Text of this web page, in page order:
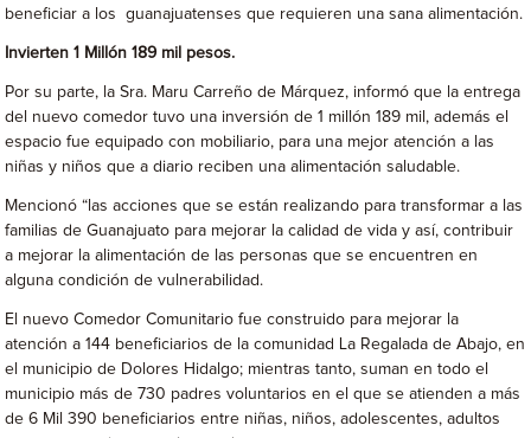
beneficiar a los guanajuatenses que requieren una sana alimentación.
Invierten 1 Millón 189 mil pesos.
Por su parte, la Sra. Maru Carreño de Márquez, informó que la entrega
del nuevo comedor tuvo una inversión de 1 millón 189 mil, además el
espacio fue equipado con mobiliario, para una mejor atención a las
niñas y niños que a diario reciben una alimentación saludable.
Mencionó “las acciones que se están realizando para transformar a las
familias de Guanajuato para mejorar la calidad de vida y así, contribuir
a mejorar la alimentación de las personas que se encuentren en
alguna condición de vulnerabilidad.
El nuevo Comedor Comunitario fue construido para mejorar la
atención a 144 beneficiarios de la comunidad La Regalada de Abajo, en
el municipio de Dolores Hidalgo; mientras tanto, suman en todo el
municipio más de 730 padres voluntarios en el que se atienden a más
de 6 Mil 390 beneficiarios entre niñas, niños, adolescentes, adultos